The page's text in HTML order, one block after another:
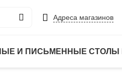
Адреса магазинов
И ПИСЬМЕННЫЕ СТОЛЫ